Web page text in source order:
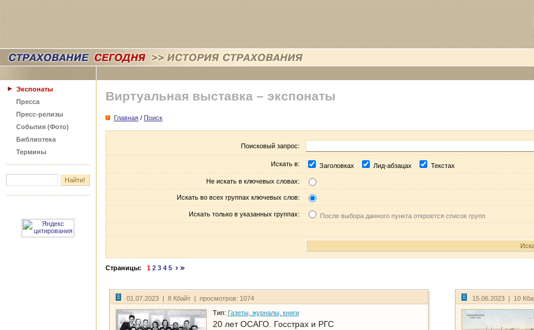
Экспонаты
Пресса
Пресс-релизы
События (Фото)
Библиотека
Термины
Виртуальная выставка – экспонаты
Главная / Поиск
Поисковый запрос:
Искать в: Заголовках Лид-абзацах Текстах
Не искать в ключевых словах:
Искать во всех группах ключевых слов:
Искать только в указанных группах: После выбора данного пункта откроется список групп
Страницы: 1 2 3 4 5
01.07.2023 | 8 Кбайт | просмотров: 1074
Тип: Газеты, журналы, книги
20 лет ОСАГО. Госстрах и РГС
15.06.2023 | 10